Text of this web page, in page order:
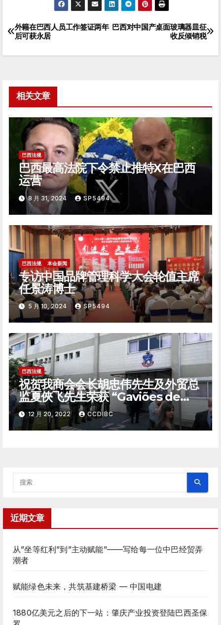
文
章
航
巴西对中国产桌面玻璃器皿征
收反倾销税
外籍在巴西人员工作签证两年
后可获永居
相关文章
巴西法规
巴西最高法院下令禁止推特X在巴西
运营
8 月 31, 2024 SP5494
巴西法规 本会新闻
专访中国品牌管理科学大会轮值主席
任景涛博士
5 月 10, 2024 SP5494
巴西法规
祝贺我商会会长胡忠伟先生及外贸总
监夏俠飞先生荣获 “Gaviões de
Penacho”奖章
12 月 20, 2022 CCDIBC
近期文章
从”坐等红利”到”主动赋能”——写给每一位中巴经贸弄
潮者
赋能绿色未来，共筑基建桥梁 — 中国电建
1880亿美元之后的下一站：肇庆产业投资登陆巴西圣保